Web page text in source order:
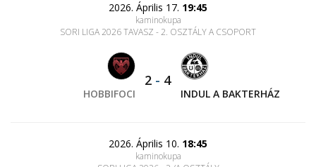
2026. Április 17. 19:45
kaminokupa
SORI LIGA 2026 TAVASZ - 2. OSZTÁLY A CSOPORT
HOBBIFOCI
2 - 4
INDUL A BAKTERHÁZ
2026. Április 10. 18:45
kaminokupa